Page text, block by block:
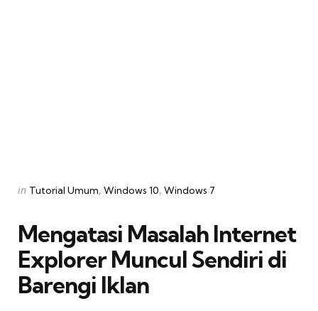
Categories
Posted
in Tutorial Umum Windows 10 Windows 7
Mengatasi Masalah Internet
Explorer Muncul Sendiri di
Barengi Iklan